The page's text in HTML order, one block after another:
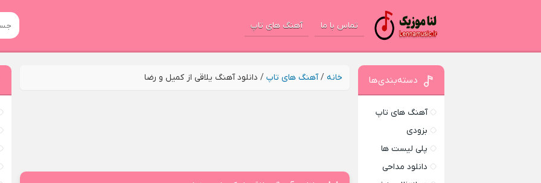
تماس با ما آهنگ های تاپ
خانه /آهنگ های تاپ / دانلود آهنگ یلاقی از کمیل و رضا دسته‌بندی‌ها
آهنگ های تاپ
بزودی
پلی لیست ها
دانلود مداحی